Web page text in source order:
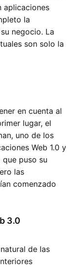
aplicaciones
la
negocio. La
son solo la
en cuenta al
lugar, el
uno de los
Web 1.0 y
puso su
las
comenzado
3.0
de las